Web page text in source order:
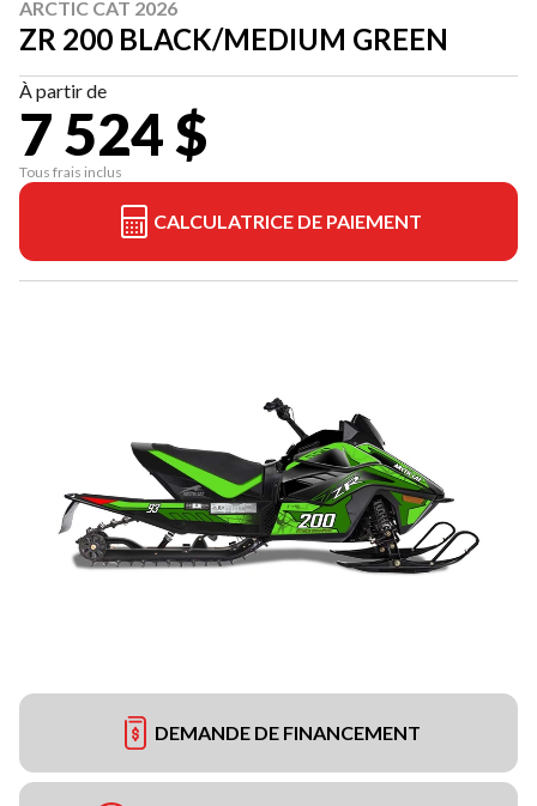
ARCTIC CAT 2026
ZR 200 BLACK/MEDIUM GREEN
À partir de
7 524 $
Tous frais inclus
CALCULATRICE DE PAIEMENT
DEMANDE DE FINANCEMENT